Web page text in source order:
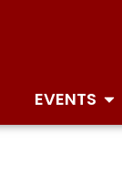
EVENTS